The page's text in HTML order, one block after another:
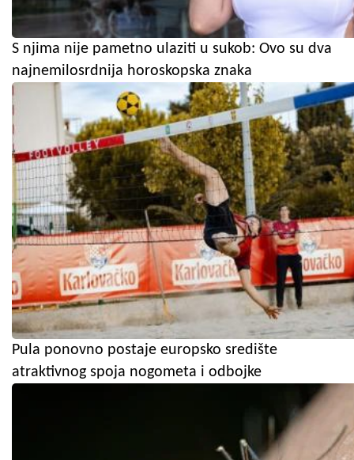
S njima nije pametno ulaziti u sukob: Ovo su dva
najnemilosrdnija horoskopska znaka
Pula ponovno postaje europsko središte
atraktivnog spoja nogometa i odbojke